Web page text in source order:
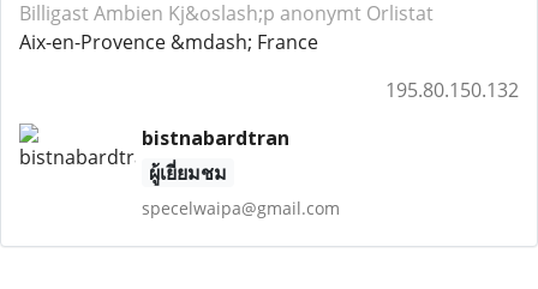
Billigast Ambien Kj&oslash;p anonymt Orlistat
Aix-en-Provence &mdash; France
195.80.150.132
bistnabardtran
ผู้เยี่ยมชม
specelwaipa@gmail.com